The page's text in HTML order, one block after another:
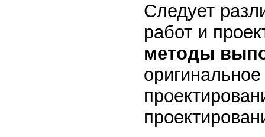
Следует
работ и
методы